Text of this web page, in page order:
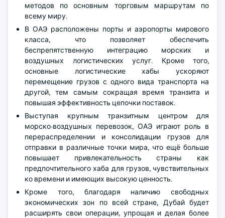
методов по основным торговым маршрутам по
всему миру.
В ОАЭ расположены порты и аэропорты мирового
класса, что позволяет обеспечить
беспрепятственную интеграцию морских и
воздушных логистических услуг. Кроме того,
основные логистические хабы ускоряют
перемещение грузов с одного вида транспорта на
другой, тем самым сокращая время транзита и
повышая эффективность цепочки поставок.
Выступая крупным транзитным центром для
морско-воздушных перевозок, ОАЭ играют роль в
перераспределении и консолидации грузов для
отправки в различные точки мира, что ещё больше
повышает привлекательность страны как
предпочтительного хаба для грузов, чувствительных
ко времени и имеющих высокую ценность.
Кроме того, благодаря наличию свободных
экономических зон по всей стране, Дубай будет
расширять свои операции, упрощая и делая более